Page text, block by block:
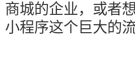
商城的企业，或者
小程序这个巨大的流